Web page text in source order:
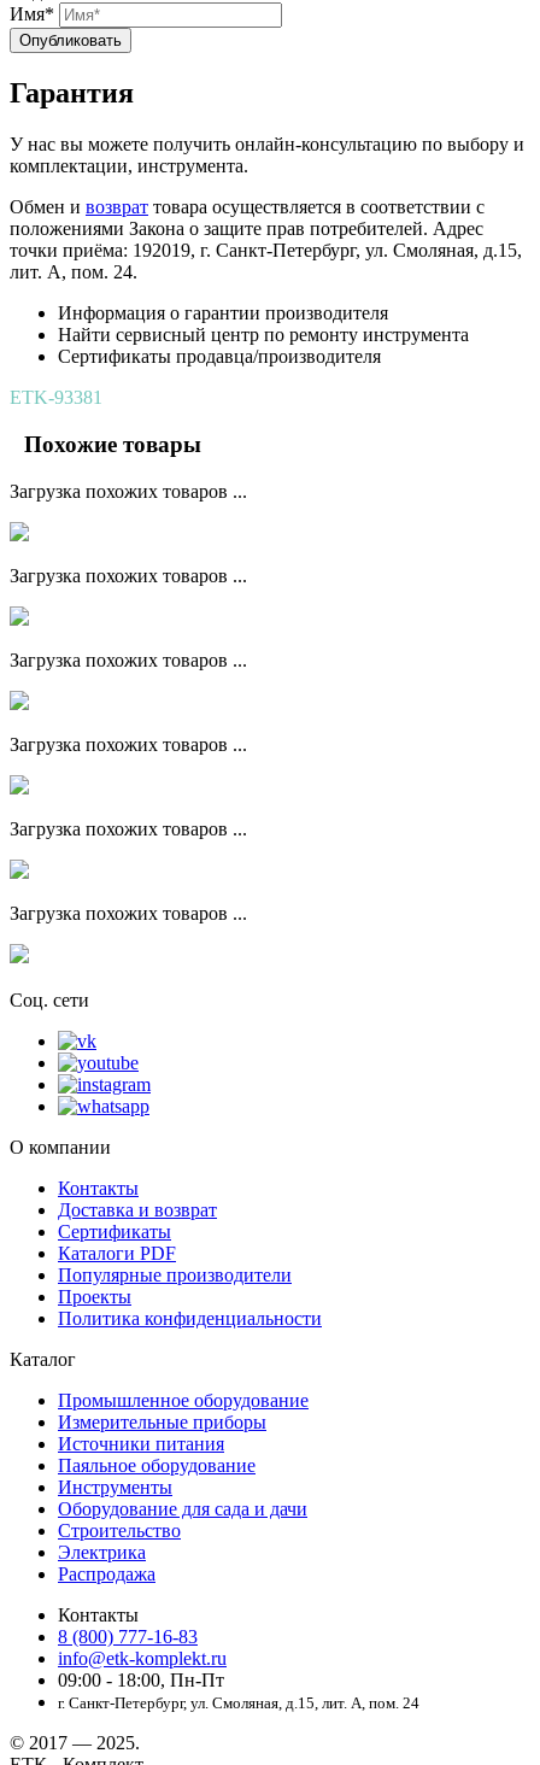
Имя*
Опубликовать
Гарантия
У нас вы можете получить онлайн-консультацию по выбору и
комплектации, инструмента.
Обмен и возврат товара осуществляется в соответствии с
положениями Закона о защите прав потребителей. Адрес
точки приёма: 192019, г. Санкт-Петербург, ул. Смоляная, д.15,
лит. А, пом. 24.
Информация о гарантии производителя
Найти сервисный центр по ремонту инструмента
Сертификаты продавца/производителя
ETK-93381
Похожие товары
Загрузка похожих товаров ...
Загрузка похожих товаров ...
Загрузка похожих товаров ...
Загрузка похожих товаров ...
Загрузка похожих товаров ...
Загрузка похожих товаров ...
Соц. сети
О компании
Контакты
Доставка и возврат
Сертификаты
Каталоги PDF
Популярные производители
Проекты
Политика конфиденциальности
Каталог
Промышленное оборудование
Измерительные приборы
Источники питания
Паяльное оборудование
Инструменты
Оборудование для сада и дачи
Строительство
Электрика
Распродажа
Контакты
8 (800) 777-16-83
info@etk-komplekt.ru
09:00 - 18:00, Пн-Пт
г. Санкт-Петербург, ул. Смоляная, д.15, лит. А, пом. 24
© 2017 — 2025.